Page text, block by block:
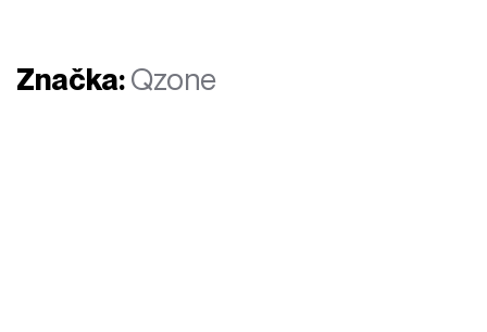
Značka:Qzone